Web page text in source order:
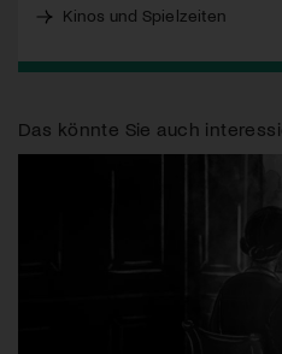
Kinos und Spielzeiten
Das könnte Sie auch